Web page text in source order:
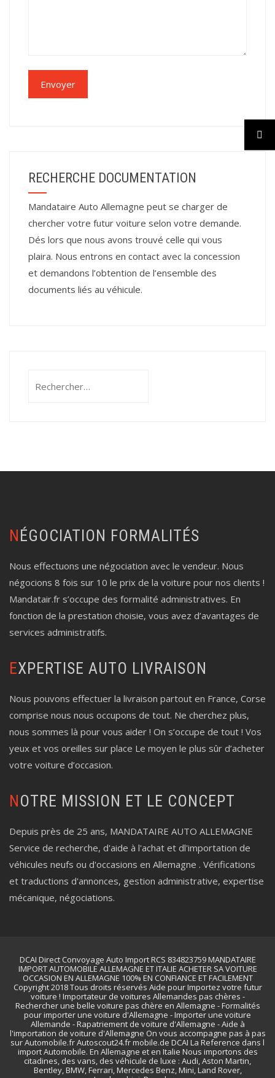
RECHERCHE DOCUMENTATION
Mandataire Auto Allemagne peut se charger de
chercher votre futur voiture selon votre demande.
Dés lors que nous avons trouvé celle qui vous
plaira. Nous entrons en contact avec la concession
et demandons l’obtention de l’ensemble des
documents liés au véhicule.
NÉGOCIATION FORMALITÉS
Nous effectuons une négociation avec le vendeur. Nous
négocions 8 fois sur 10 le prix de la voiture pour nos clients !
Mandatair.fr s’occupe des formalité administratives. En
fonction de la prestation choisie, vous avez d’avantages de
services administratifs.
EXPERTISE AUTO LIVRAISON
Nous pouvons effectuer la livraison partout en France, Corse
comprise nous nous occupons de tout. Ne cherchez plus,
nous sommes là pour vous aider ! On s’occupe de tout ! Vos
yeux et vos oreilles sur place Le moyen le plus sûr d’acheter
votre voiture d’occasion.
NOTRE MISSION ET LE CONCEPT
Depuis près de 25 ans, MANDATAIRE AUTO ALLEMAGNE
Service de recherche, d'aide à l'achat et dl'importation de
véhicules neufs ou d'occasions en Allemagne . Vérifications
et traductions d'annonces, gestion administrative, expertise
mécanique, négociations.
DCAI Direct Convoyage Auto Import RCS 834823759 MANDATAIRE
IMPORT AUTOMOBILE ALLEMAGNE ET ITALIE ACHETER SA VOITURE
OCCASION EN ALLEMAGNE 100% EN CONFIANCE ET FACILEMENT
Copyright 2018 Tous droits réservés Aide pour Importez votre futur
voiture ! Importateur de voitures Allemandes pas chères -
Rechercher une belle voiture pas chère en Allemagne - Formalités
pour importer une voiture d'Allemagne - Importer une voiture
Allemande - Rapatriement de voiture d'Allemagne - Aide à
l'importation de voiture d'Allemagne On vous accompagne pas à pas
sur Automobile.fr Autoscout24.fr mobile.de DCAI La Reference dans l
import Automobile. En Allemagne et en Italie Nous importons des
citadines, des vans, des véhicule de luxe : Audi, Aston Martin,
Bentley, BMW, Ferrari, Mercedes Benz, Mini, Land Rover,